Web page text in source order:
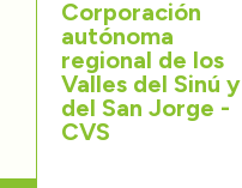
Contáctenos
Corporación
autónoma
regional de los
Valles del Sinú y
del San Jorge -
CVS